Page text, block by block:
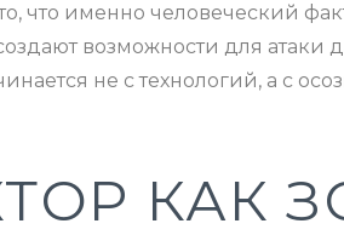
что именно человеческий
возможности для
не с технологий, а с
КАК